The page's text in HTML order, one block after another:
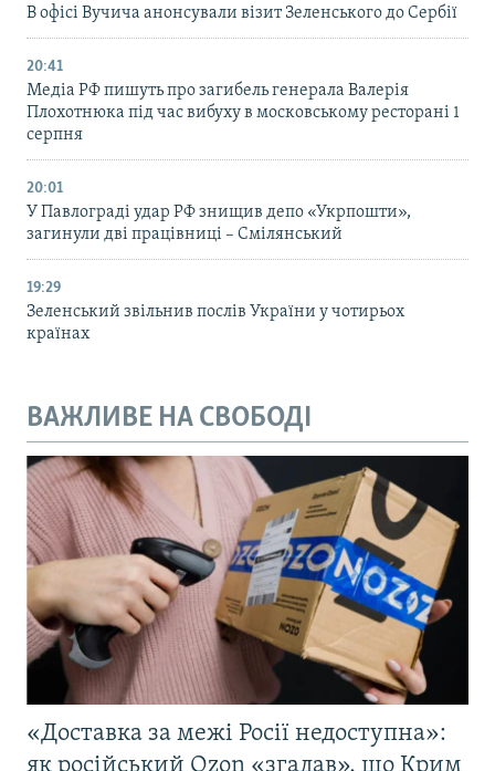
В офісі Вучича анонсували візит Зеленського до Сербії
20:41
Медіа РФ пишуть про загибель генерала Валерія
Плохотнюка під час вибуху в московському ресторані 1
серпня
20:01
У Павлограді удар РФ знищив депо «Укрпошти»,
загинули дві працівниці – Смілянський
19:29
Зеленський звільнив послів України у чотирьох
країнах
ВАЖЛИВЕ НА СВОБОДІ
«Доставка за межі Росії недоступна»: